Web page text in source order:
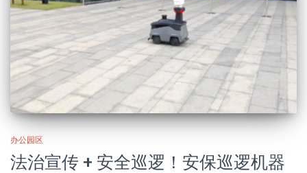
办公园区
法治宣传 + 安全巡逻！安保巡逻机器